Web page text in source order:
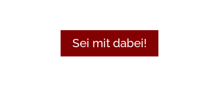
Sei mit dabei!